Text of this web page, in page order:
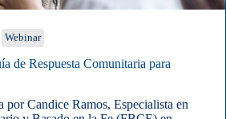
Webinar
de Respuesta Comunitaria para
por Candice Ramos, Especialista en